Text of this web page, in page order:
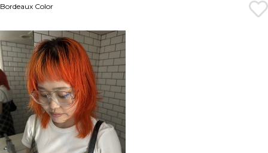
Bordeaux Color